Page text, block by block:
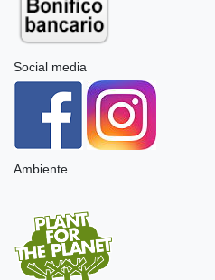
Social media
Ambiente